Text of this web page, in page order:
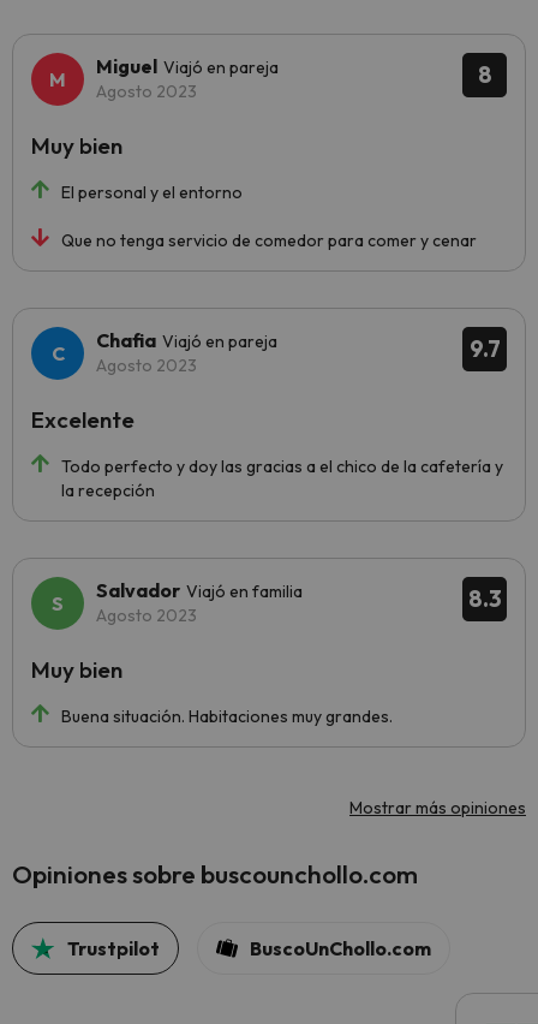
8
Miguel Viajó en pareja
Agosto 2023
El personal y el entorno
Que no tenga servicio de comedor para comer y cenar
Muy bien
9.7
Chafia Viajó en pareja
Agosto 2023
Todo perfecto y doy las gracias a el chico de la cafetería y
la recepción
Excelente
8.3
Salvador Viajó en familia
Agosto 2023
Buena situación. Habitaciones muy grandes.
Muy bien
Mostrar más opiniones
Opiniones sobre buscounchollo.com
Trustpilot BuscoUnChollo.com